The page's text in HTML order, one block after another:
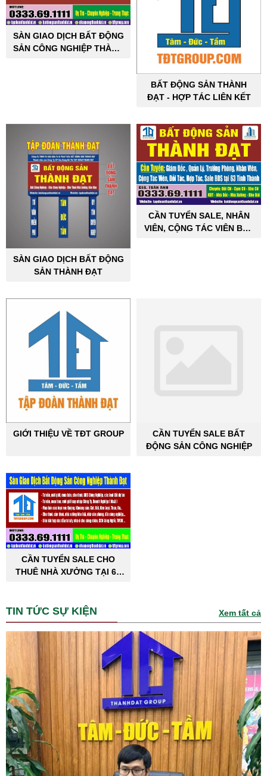
SÀN GIAO DỊCH BẤT ĐỘNG
SẢN CÔNG NGHIỆP THÀNH
BẤT ĐỘNG SẢN THÀNH
ĐẠT - HỢP TÁC LIÊN KẾT
SÀN GIAO DỊCH BẤT ĐỘNG
SẢN THÀNH ĐẠT
CẦN TUYỂN SALE, NHÂN
VIÊN, CỘNG TÁC VIÊN BẤT
GIỚI THIỆU VỀ TĐT GROUP
CẦN TUYỂN SALE BẤT
ĐỘNG SẢN CÔNG NGHIỆP
CẦN TUYỂN SALE CHO
THUÊ NHÀ XƯỞNG TẠI 63
TIN TỨC SỰ KIỆN Xem tất cả